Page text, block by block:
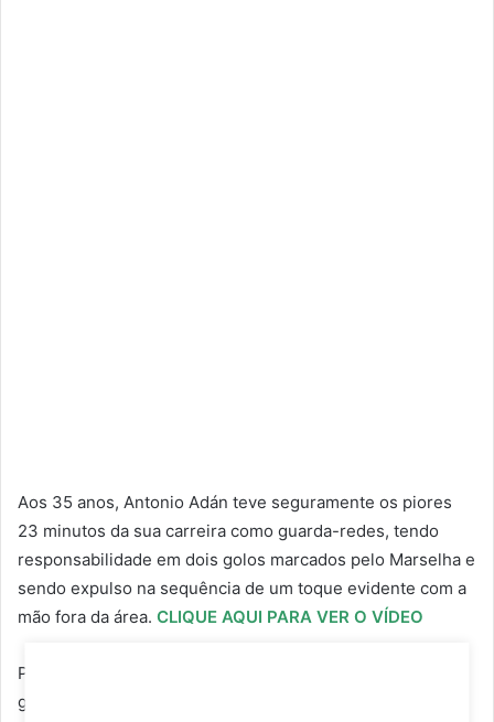
Aos 35 anos, Antonio Adán teve seguramente os piores
23 minutos da sua carreira como guarda-redes, tendo
responsabilidade em dois golos marcados pelo Marselha e
sendo expulso na sequência de um toque evidente com a
mão fora da área. CLIQUE AQUI PARA VER O VÍDEO
Primeiro, com o Sporting em vantagem no marcador, o
guardião do Sporting recebeu um passe atrasado,